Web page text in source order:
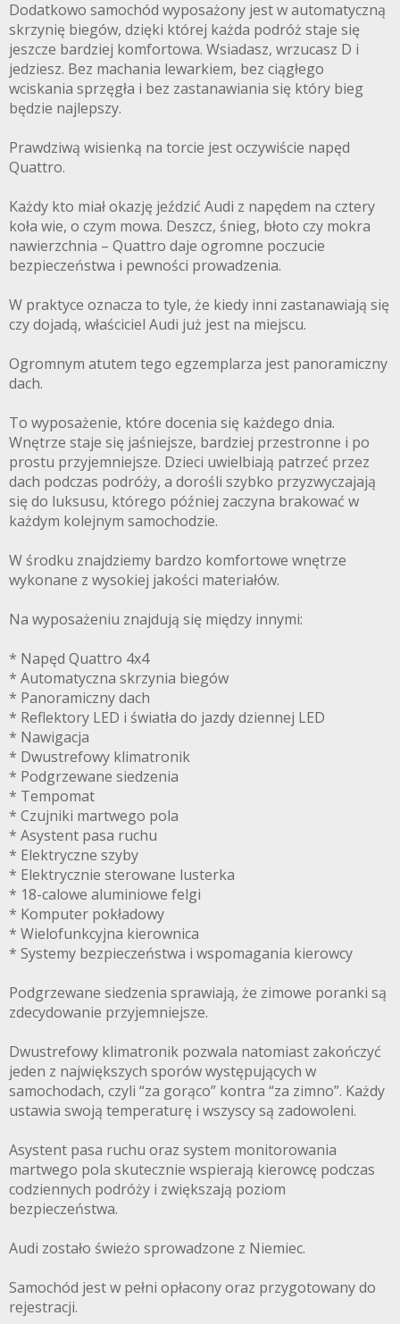
Dodatkowo samochód wyposażony jest w automatyczną
skrzynię biegów, dzięki której każda podróż staje się
jeszcze bardziej komfortowa. Wsiadasz, wrzucasz D i
jedziesz. Bez machania lewarkiem, bez ciągłego
wciskania sprzęgła i bez zastanawiania się który bieg
będzie najlepszy.
Prawdziwą wisienką na torcie jest oczywiście napęd
Quattro.
Każdy kto miał okazję jeździć Audi z napędem na cztery
koła wie, o czym mowa. Deszcz, śnieg, błoto czy mokra
nawierzchnia – Quattro daje ogromne poczucie
bezpieczeństwa i pewności prowadzenia.
W praktyce oznacza to tyle, że kiedy inni zastanawiają się
czy dojadą, właściciel Audi już jest na miejscu.
Ogromnym atutem tego egzemplarza jest panoramiczny
dach.
To wyposażenie, które docenia się każdego dnia.
Wnętrze staje się jaśniejsze, bardziej przestronne i po
prostu przyjemniejsze. Dzieci uwielbiają patrzeć przez
dach podczas podróży, a dorośli szybko przyzwyczajają
się do luksusu, którego później zaczyna brakować w
każdym kolejnym samochodzie.
W środku znajdziemy bardzo komfortowe wnętrze
wykonane z wysokiej jakości materiałów.
Na wyposażeniu znajdują się między innymi:
* Napęd Quattro 4x4
* Automatyczna skrzynia biegów
* Panoramiczny dach
* Reflektory LED i światła do jazdy dziennej LED
* Nawigacja
* Dwustrefowy klimatronik
* Podgrzewane siedzenia
* Tempomat
* Czujniki martwego pola
* Asystent pasa ruchu
* Elektryczne szyby
* Elektrycznie sterowane lusterka
* 18-calowe aluminiowe felgi
* Komputer pokładowy
* Wielofunkcyjna kierownica
* Systemy bezpieczeństwa i wspomagania kierowcy
Podgrzewane siedzenia sprawiają, że zimowe poranki są
zdecydowanie przyjemniejsze.
Dwustrefowy klimatronik pozwala natomiast zakończyć
jeden z największych sporów występujących w
samochodach, czyli “za gorąco” kontra “za zimno”. Każdy
ustawia swoją temperaturę i wszyscy są zadowoleni.
Asystent pasa ruchu oraz system monitorowania
martwego pola skutecznie wspierają kierowcę podczas
codziennych podróży i zwiększają poziom
bezpieczeństwa.
Audi zostało świeżo sprowadzone z Niemiec.
Samochód jest w pełni opłacony oraz przygotowany do
rejestracji.